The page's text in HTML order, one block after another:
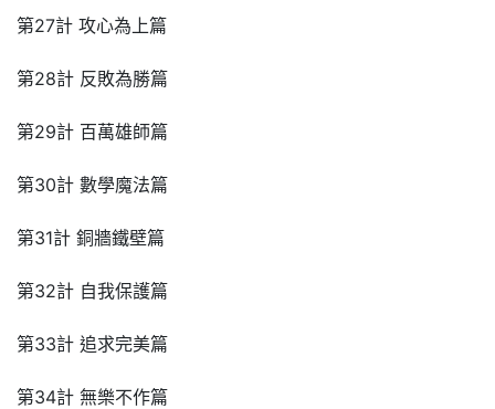
第27計 攻心為上篇
第28計 反敗為勝篇
第29計 百萬雄師篇
第30計 數學魔法篇
第31計 銅牆鐵壁篇
第32計 自我保護篇
第33計 追求完美篇
第34計 無樂不作篇